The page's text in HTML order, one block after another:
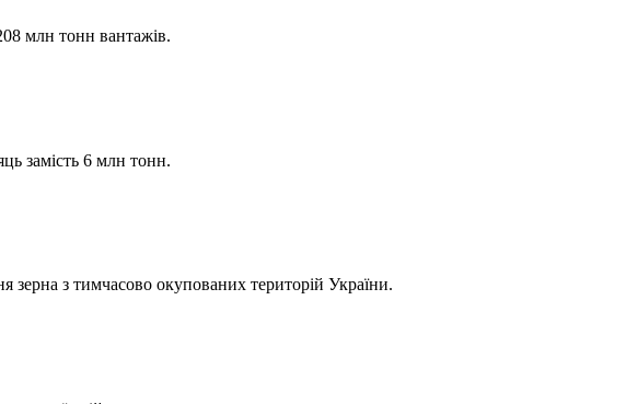
млн тонн вантажів.
замість 6 млн тонн.
зерна з тимчасово окупованих територій України.